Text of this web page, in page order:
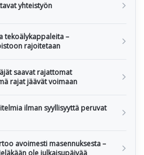
yhteistyön
tekoälykappaleita –
rajoitetaan
saavat rajattomat
rajat jäävät voimaan
ilman syyllisyyttä peruvat
avoimesti masennuksesta –
ole julkaisupäivää